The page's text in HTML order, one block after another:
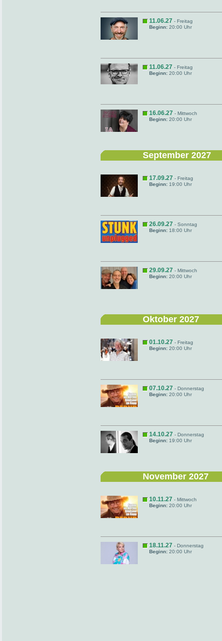
11.06.27 - Freitag
Beginn: 20:00 Uhr
11.06.27 - Freitag
Beginn: 20:00 Uhr
16.06.27 - Mittwoch
Beginn: 20:00 Uhr
September 2027
17.09.27 - Freitag
Beginn: 19:00 Uhr
26.09.27 - Sonntag
Beginn: 18:00 Uhr
29.09.27 - Mittwoch
Beginn: 20:00 Uhr
Oktober 2027
01.10.27 - Freitag
Beginn: 20:00 Uhr
07.10.27 - Donnerstag
Beginn: 20:00 Uhr
14.10.27 - Donnerstag
Beginn: 19:00 Uhr
November 2027
10.11.27 - Mittwoch
Beginn: 20:00 Uhr
18.11.27 - Donnerstag
Beginn: 20:00 Uhr